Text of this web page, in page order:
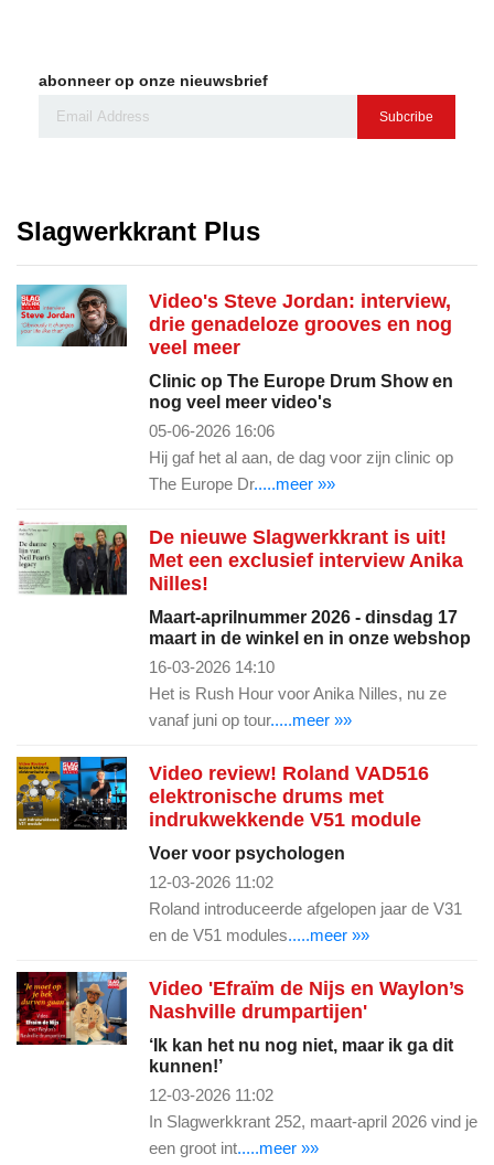
abonneer op onze nieuwsbrief
Subcribe
Slagwerkkrant Plus
Video's Steve Jordan: interview,
drie genadeloze grooves en nog
veel meer
Clinic op The Europe Drum Show en
nog veel meer video's
05-06-2026 16:06
Hij gaf het al aan, de dag voor zijn clinic op
The Europe Dr.....meer »»
De nieuwe Slagwerkkrant is uit!
Met een exclusief interview Anika
Nilles!
Maart-aprilnummer 2026 - dinsdag 17
maart in de winkel en in onze webshop
16-03-2026 14:10
Het is Rush Hour voor Anika Nilles, nu ze
vanaf juni op tour.....meer »»
Video review! Roland VAD516
elektronische drums met
indrukwekkende V51 module
Voer voor psychologen
12-03-2026 11:02
Roland introduceerde afgelopen jaar de V31
en de V51 modules.....meer »»
Video 'Efraïm de Nijs en Waylon’s
Nashville drumpartijen'
‘Ik kan het nu nog niet, maar ik ga dit
kunnen!’
12-03-2026 11:02
In Slagwerkkrant 252, maart-april 2026 vind je
een groot int.....meer »»